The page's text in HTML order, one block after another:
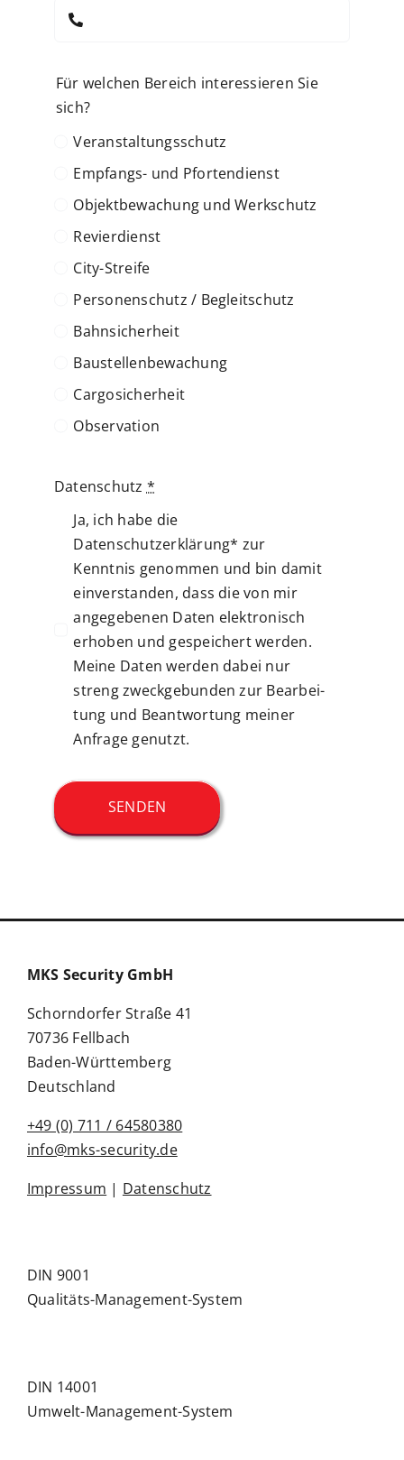
Für welchen Bereich interessieren Sie
sich?
Veranstaltungsschutz
Empfangs- und Pfortendienst
Objektbewachung und Werkschutz
Revierdienst
City-Streife
Personenschutz / Begleitschutz
Bahnsicherheit
Baustellenbewachung
Cargosicherheit
Observation
Datenschutz *
Ja, ich habe die
Datenschutzerklärung* zur
Kenntnis genommen und bin damit
ein­verstanden, dass die von mir
angege­benen Daten elek­tro­nisch
erhoben und gespei­chert werden.
Meine Daten werden dabei nur
streng zweck­gebunden zur Bearbei­
tung und Beantwortung meiner
Anfrage genutzt.
SENDEN
MKS Security GmbH
Schorndorfer Straße 41
70736 Fellbach
Baden-Württemberg
Deutschland
+49 (0) 711 / 64580380
info@mks-security.de
Impressum | Datenschutz
DIN 9001
Qualitäts-Management-System
DIN 14001
Umwelt-Management-System